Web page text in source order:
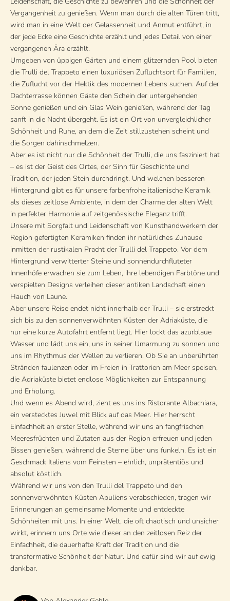
Vergangenheit zu genießen. Wenn man durch die alten Türen tritt,
wird man in eine Welt der Gelassenheit und Anmut entführt, in
der jede Ecke eine Geschichte erzählt und jedes Detail von einer
vergangenen Ära erzählt.
Umgeben von üppigen Gärten und einem glitzernden Pool bieten
die Trulli del Trappeto einen luxuriösen Zufluchtsort für Familien,
die Zuflucht vor der Hektik des modernen Lebens suchen. Auf der
Dachterrasse können Gäste den Schein der untergehenden
Sonne genießen und ein Glas Wein genießen, während der Tag
sanft in die Nacht übergeht. Es ist ein Ort von unvergleichlicher
Schönheit und Ruhe, an dem die Zeit stillzustehen scheint und
die Sorgen dahinschmelzen.
Aber es ist nicht nur die Schönheit der Trulli, die uns fasziniert hat
– es ist der Geist des Ortes, der Sinn für Geschichte und
Tradition, der jeden Stein durchdringt. Und welchen besseren
Hintergrund gibt es für unsere farbenfrohe italienische Keramik
als dieses zeitlose Ambiente, in dem der Charme der alten Welt
in perfekter Harmonie auf zeitgenössische Eleganz trifft.
Unsere mit Sorgfalt und Leidenschaft von Kunsthandwerkern der
Region gefertigten Keramiken finden ihr natürliches Zuhause
inmitten der rustikalen Pracht der Trulli del Trappeto. Vor dem
Hintergrund verwitterter Steine ​​und sonnendurchfluteter
Innenhöfe erwachen sie zum Leben, ihre lebendigen Farbtöne und
verspielten Designs verleihen dieser antiken Landschaft einen
Hauch von Laune.
Aber unsere Reise endet nicht innerhalb der Trulli – sie erstreckt
sich bis zu den sonnenverwöhnten Küsten der Adriaküste, die
nur eine kurze Autofahrt entfernt liegt. Hier lockt das azurblaue
Wasser und lädt uns ein, uns in seiner Umarmung zu sonnen und
uns im Rhythmus der Wellen zu verlieren. Ob Sie an unberührten
Stränden faulenzen oder im Freien in Trattorien am Meer speisen,
die Adriaküste bietet endlose Möglichkeiten zur Entspannung
und Erholung.
Und wenn es Abend wird, zieht es uns ins Ristorante Albachiara,
ein verstecktes Juwel mit Blick auf das Meer. Hier herrscht
Einfachheit an erster Stelle, während wir uns an fangfrischen
Meeresfrüchten und Zutaten aus der Region erfreuen und jeden
Bissen genießen, während die Sterne über uns funkeln. Es ist ein
Geschmack Italiens vom Feinsten – ehrlich, unprätentiös und
absolut köstlich.
Während wir uns von den Trulli del Trappeto und den
sonnenverwöhnten Küsten Apuliens verabschieden, tragen wir
Erinnerungen an gemeinsame Momente und entdeckte
Schönheiten mit uns. In einer Welt, die oft chaotisch und unsicher
wirkt, erinnern uns Orte wie dieser an den zeitlosen Reiz der
Einfachheit, die dauerhafte Kraft der Tradition und die
transformative Schönheit der Natur. Und dafür sind wir auf ewig
dankbar.